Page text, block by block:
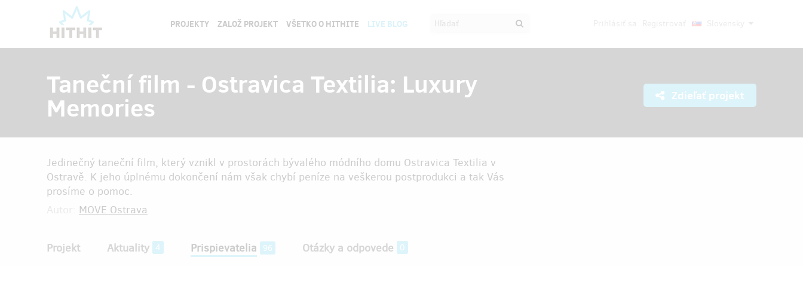
PROJEKTY ZALOŽ PROJEKT VŠETKO O HITHITE LIVE BLOG
Taneční film - Ostravica Textilia: Luxury
Memories Zdieľať projekt
Jedinečný taneční film, který vznikl v prostorách bývalého módního domu Ostravica Textilia v
Ostravě. K jeho úplnému dokončení nám však chybí peníze na veškerou postprodukci a tak Vás
prosíme o pomoc.
MOVE Ostrava
Projekt Aktuality 4 Prispievatelia 96 Otázky a odpovede 0